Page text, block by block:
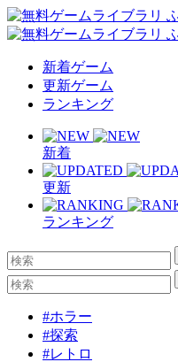
新着ゲーム
更新ゲーム
ランキング
新着
更新
ランキング
#ホラー
#探索
#レトロ